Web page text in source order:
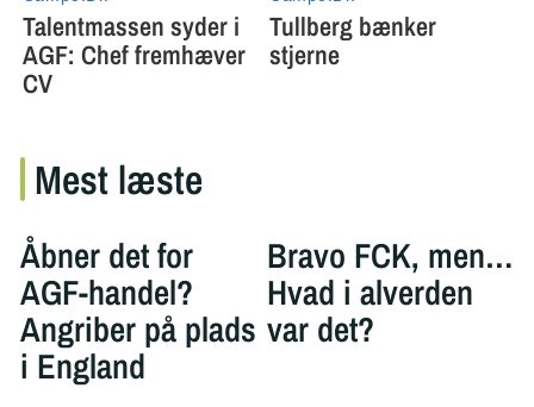
Mest læste
Åbner det for
AGF-handel?
Angriber på plads
i England
Bravo FCK, men…
Hvad i alverden
var det?